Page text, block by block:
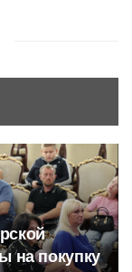
на покупку